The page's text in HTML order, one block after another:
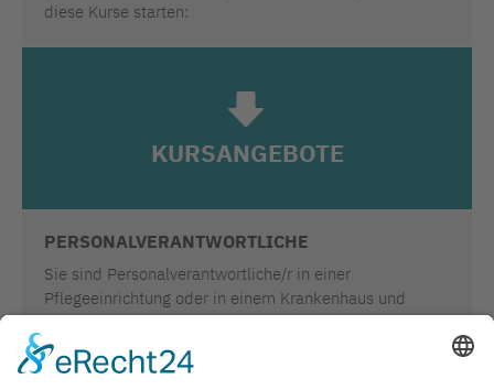
diese Kurse starten:
PERSONALVERANTWORTLICHE
Sie sind Personalverantwortliche/r in einer
Pflegeeinrichtung oder in einem Krankenhaus und
benötigen Informationen zur Anmeldung von
Bewerber/-innen bei einem Sprachkurs oder möchten
selbst an Ihrem Standort für Ihre Mitarbeitenden oder
KURSANGEBOTE